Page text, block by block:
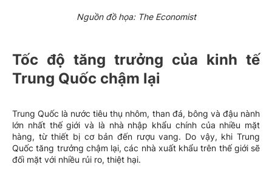
Nguồn đồ họa: The Economist
Tốc độ tăng trưởng của kinh tế
Trung Quốc chậm lại
Trung Quốc là nước tiêu thụ nhôm, than đá, bông và đậu nành
lớn nhất thế giới và là nhà nhập khẩu chính của nhiều mặt
hàng, từ thiết bị cơ bản đến rượu vang. Do vậy, khi Trung
Quốc tăng trưởng chậm lại, các nhà xuất khẩu trên thế giới sẽ
đối mặt với nhiều rủi ro, thiệt hại.